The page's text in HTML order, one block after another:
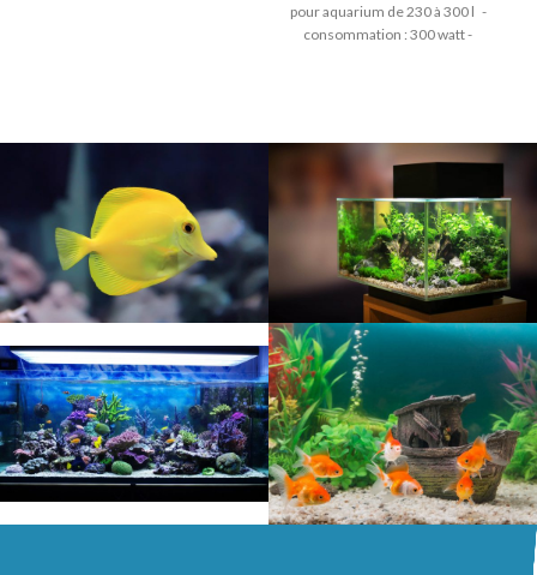
pour aquarium de 230 à 300 l -
consommation : 300 watt -